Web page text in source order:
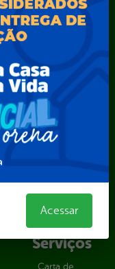
SEST
– SEMEL
SEGOV
– SEMA
e Gestão – SEPLAG
– SEMRI
– SEMUSP
de Serra
Outros
Serviços
Carta de
Acessar